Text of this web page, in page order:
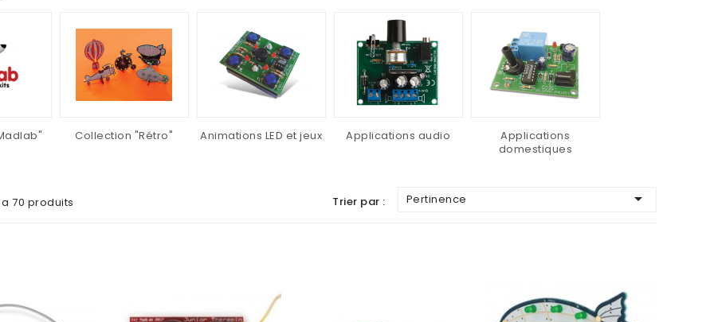
Collection "Rétro" Animations LED et jeux Applications audio
Applications
domestiques
a 70 produits Trier par : Pertinence 